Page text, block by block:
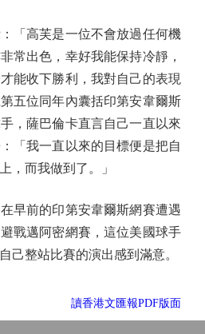
高芙是一位不會放過任何機
常出色，幸好我能保持冷靜，
能收下勝利，我對自己的表現
五位同年內囊括印第安韋爾斯
，薩巴倫卡直言自己一直以來
「我一直以來的目標便是把自
，而我做到了。」
前的印第安韋爾斯網賽遭遇
戰邁阿密網賽，這位美國球手
己整站比賽的演出感到滿意。
讀香港文匯報PDF版面